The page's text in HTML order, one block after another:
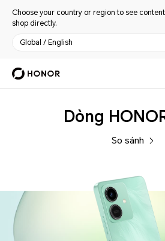
Choose your country or region to see
shop directly.
Global / English
Dòng
So sánh